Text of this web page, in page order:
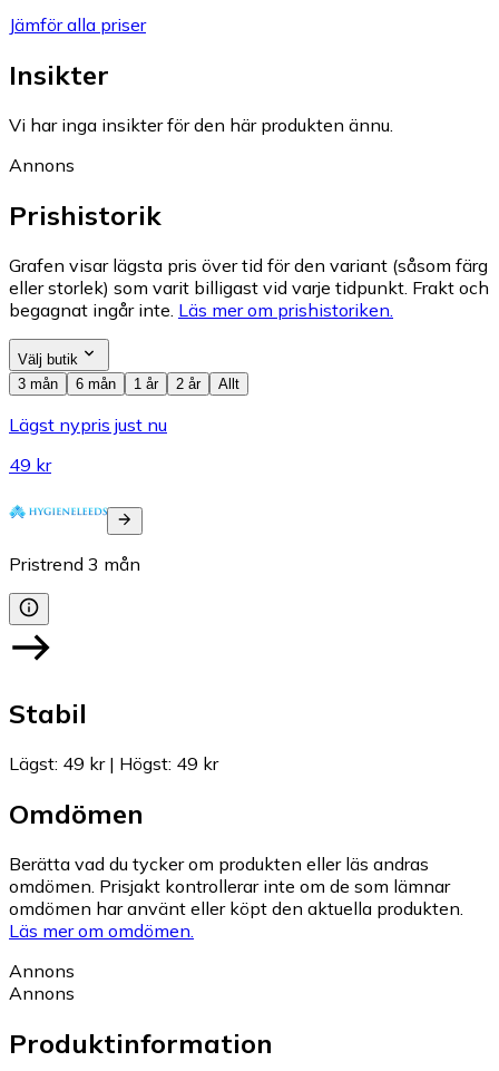
Jämför alla priser
Insikter
Vi har inga insikter för den här produkten ännu.
Annons
Prishistorik
Grafen visar lägsta pris över tid för den variant (såsom färg
eller storlek) som varit billigast vid varje tidpunkt. Frakt och
begagnat ingår inte. Läs mer om prishistoriken.
Välj butik
3 mån
6 mån 1 år 2 år Allt
Lägst nypris just nu
49 kr
Pristrend 3 mån
Stabil
Lägst: 49 kr| Högst: 49 kr
Omdömen
Berätta vad du tycker om produkten eller läs andras
omdömen. Prisjakt kontrollerar inte om de som lämnar
omdömen har använt eller köpt den aktuella produkten.
Läs mer om omdömen.
Annons
Annons
Produktinformation